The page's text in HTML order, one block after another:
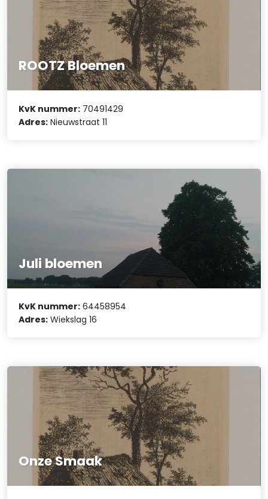
ROOTZ Bloemen
KvK nummer: 70491429
Adres: Nieuwstraat 11
Juli bloemen
KvK nummer: 64458954
Adres: Wiekslag 16
Onze Smaak